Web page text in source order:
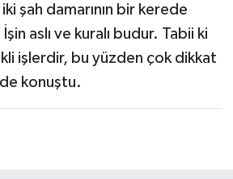
şah damarının bir kerede
aslı ve kuralı budur. Tabii ki
işlerdir, bu yüzden çok dikkat
konuştu.